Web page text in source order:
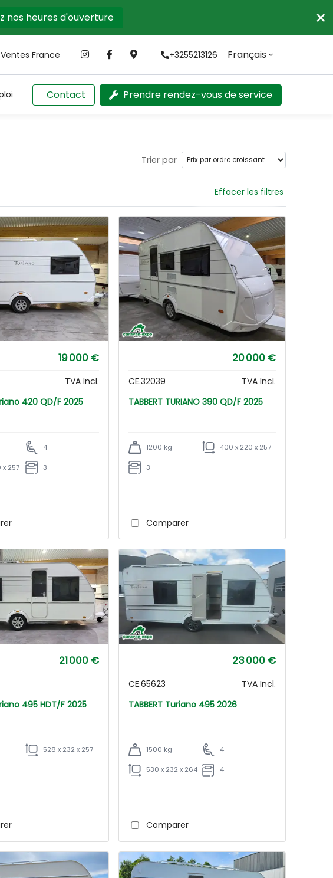
nos heures d'ouverture ×
Ventes France +3255213126 Français
Contact Prendre rendez-vous de service
Trier par
Effacer les filtres
19 000 €
TVA Incl.
Turiano 420 QD/F 2025
4
x 257 3
20 000 €
CE.32039
TVA Incl.
TABBERT TURIANO 390 QD/F 2025
1200 kg 400 x 220 x 257
3
Comparer
21 000 €
Turiano 495 HDT/F 2025
528 x 232 x 257
23 000 €
CE.65623
TVA Incl.
TABBERT Turiano 495 2026
1500 kg 4
530 x 232 x 264 4
Comparer